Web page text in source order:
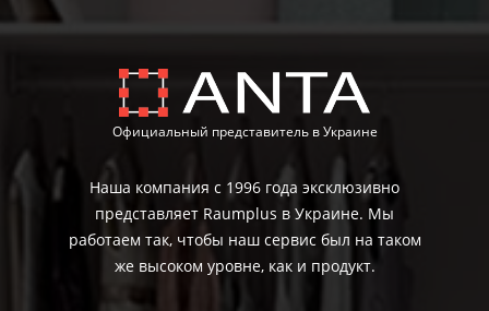
Официальный представитель в Украине
Наша компания с 1996 года эксклюзивно
представляет Raumplus в Украине. Мы
работаем так, чтобы наш сервис был на таком
же высоком уровне, как и продукт.